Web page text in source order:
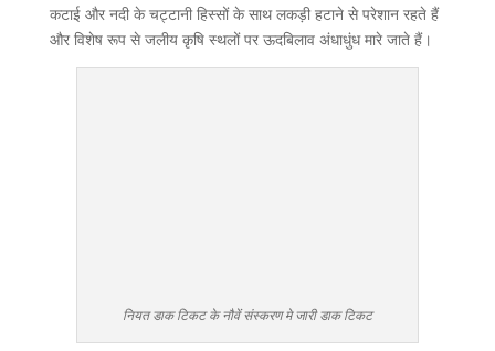
कटाई और नदी के चट्टानी हिस्सों के साथ लकड़ी हटाने से परेशान रहते हैं
और विशेष रूप से जलीय कृषि स्थलों पर ऊदबिलाव अंधाधुंध मारे जाते हैं।
नियत डाक टिकट के नौवें संस्करण मे जारी डाक टिकट